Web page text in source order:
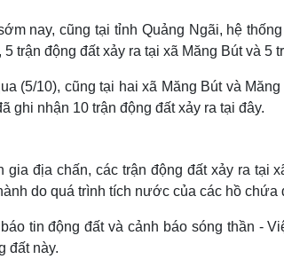
nay, cũng tại tỉnh Quảng Ngãi, hệ
5 trận động đất xảy ra tại xã Măng Bút và 5
(5/10), cũng tại hai xã Măng Bút và
ghi nhận 10 trận động đất xảy ra tại đây.
gia địa chấn, các trận động đất xảy ra tại
do quá trình tích nước của các hồ chứa
tin động đất và cảnh báo sóng thần -
đất này.